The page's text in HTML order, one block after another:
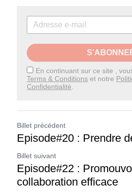
En continuant sur ce site ,
Terms & Conditions et notre
Confidentialité
Billet précédent
Episode#20 : Prendre
Billet suivant
Episode#22 :
collaboration efficace